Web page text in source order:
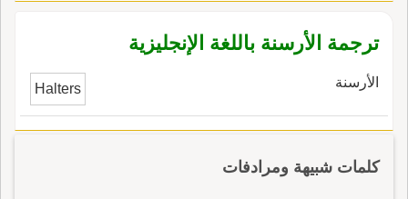
ترجمة الأرسنة باللغة الإنجليزية
الأرسنة Halters
كلمات شبيهة ومرادفات